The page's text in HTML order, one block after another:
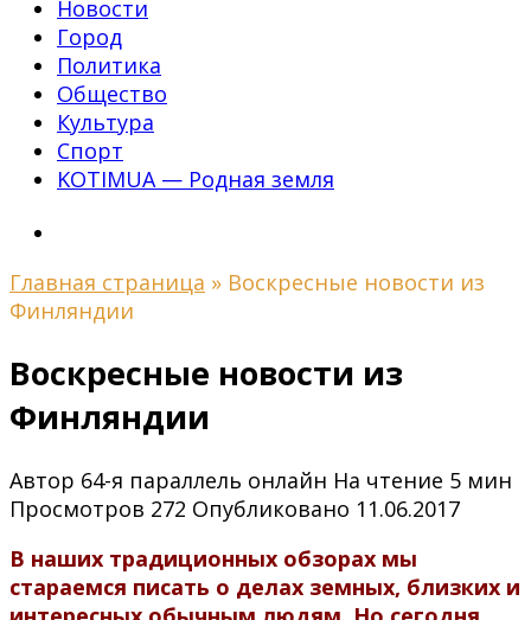
Новости
Город
Политика
Общество
Культура
Спорт
KOTIMUA — Родная земля
Главная страница » Воскресные новости из
Финляндии
Воскресные новости из
Финляндии
Автор 64-я параллель онлайн На чтение 5 мин
Просмотров 272 Опубликовано 11.06.2017
В наших традиционных обзорах мы
стараемся писать о делах земных, близких и